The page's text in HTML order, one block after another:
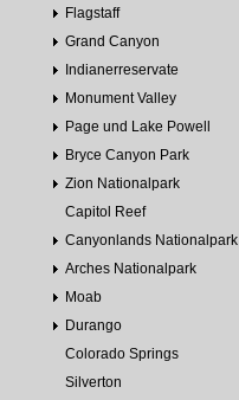
Flagstaff
Grand Canyon
Indianerreservate
Monument Valley
Page und Lake Powell
Bryce Canyon Park
Zion Nationalpark
Capitol Reef
Canyonlands Nationalpark
Arches Nationalpark
Moab
Durango
Colorado Springs
Silverton